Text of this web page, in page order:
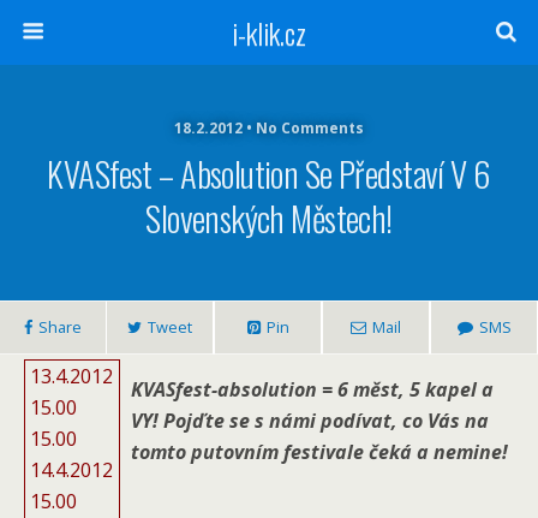
i-klik.cz
18.2.2012 • No Comments
KVASfest – Absolution Se Představí V 6
Slovenských Městech!
Share Tweet Pin Mail SMS
13.4.2012
15.00
15.00
14.4.2012
15.00
KVASfest-absolution = 6 měst, 5 kapel a
VY! Pojďte se s námi podívat, co Vás na
tomto putovním festivale čeká a nemine!